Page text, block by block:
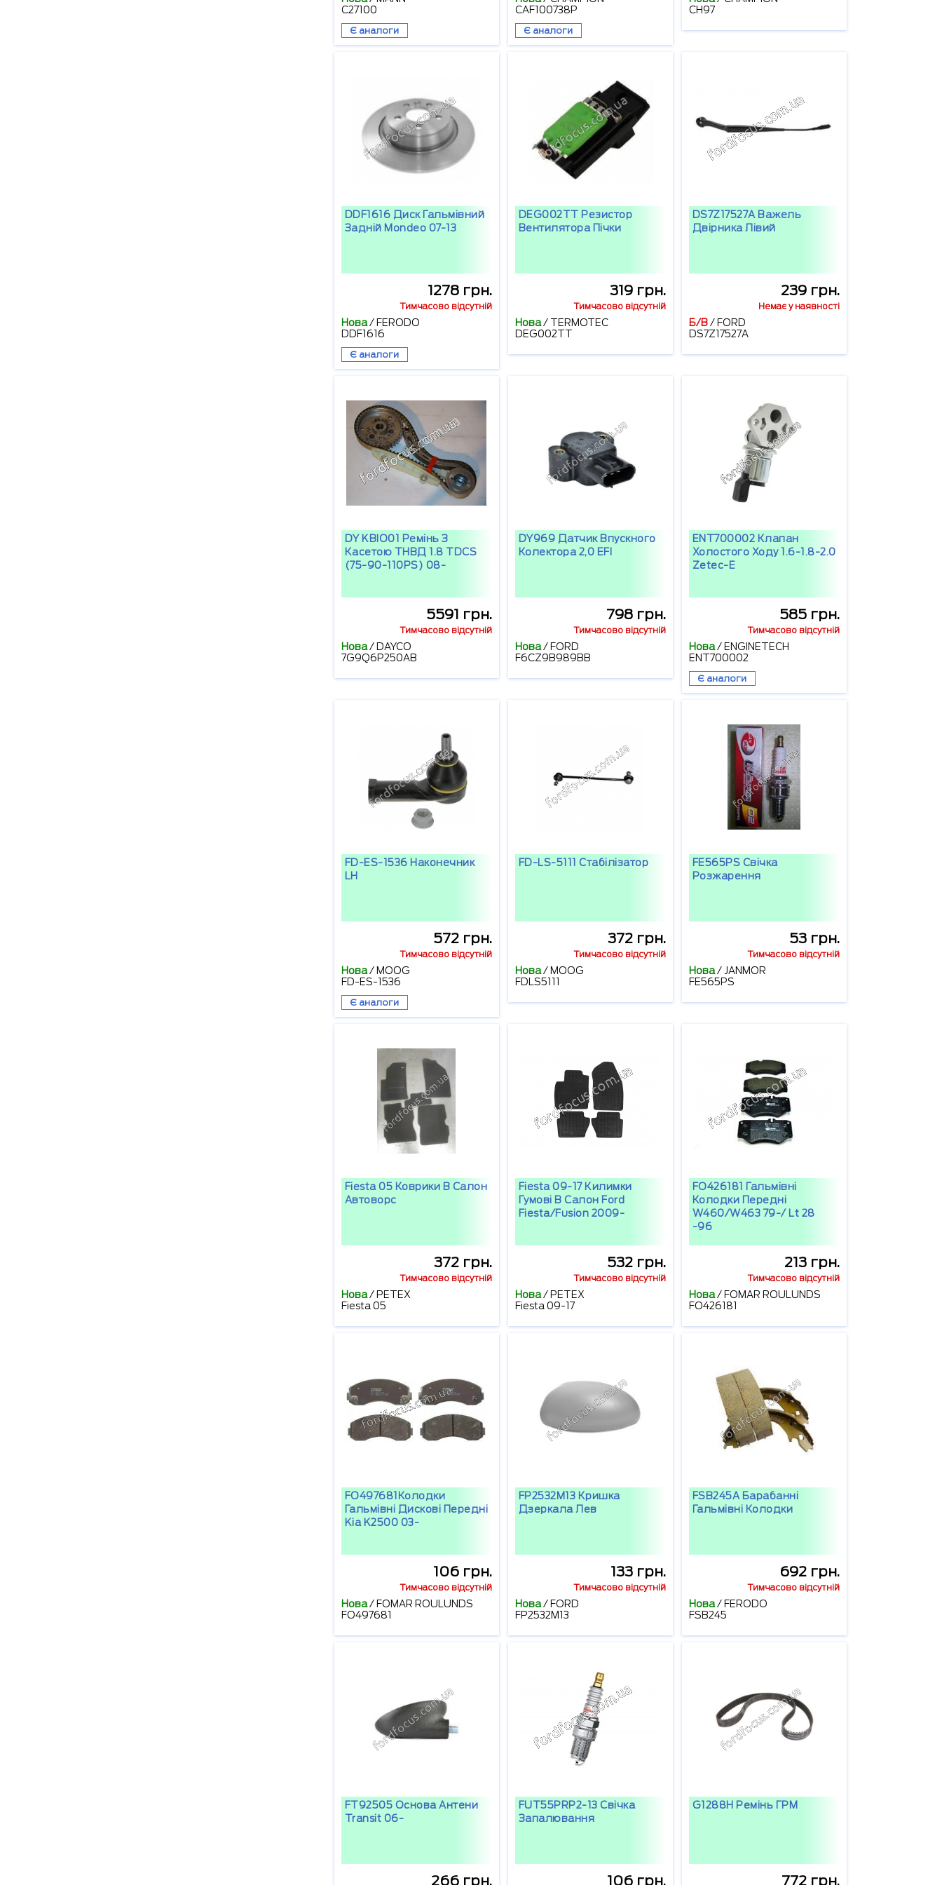
C27100
Є аналоги
CAF100738P
Є аналоги
CH97
DDF1616 Диск Гальмівний
Задній Mondeo 07-13
1278 грн.
Тимчасово відсутній
Нова/ FERODO
DDF1616
Є аналоги
DEG002TT Резистор
Вентилятора Пічки
319 грн.
Тимчасово відсутній
Нова/ TERMOTEC
DEG002TT
DS7Z17527A Важель
Двірника Лівий
239 грн.
Немає у наявності
Б/В/ FORD
DS7Z17527A
DY KBIO01 Ремінь З
Касетою ТНВД 1.8 TDCS
(75-90-110PS) 08-
5591 грн.
Тимчасово відсутній
Нова/ DAYCO
7G9Q6P250AB
DY969 Датчик Впускного
Колектора 2,0 EFI
798 грн.
Тимчасово відсутній
Нова/ FORD
F6CZ9B989BB
ENT700002 Клапан
Холостого Ходу 1.6-1.8-2.0
Zetec-E
585 грн.
Тимчасово відсутній
Нова/ ENGINETECH
ENT700002
Є аналоги
FD-ES-1536 Наконечник
LH
572 грн.
Тимчасово відсутній
Нова/ MOOG
FD-ES-1536
Є аналоги
FD-LS-5111 Стабілізатор
372 грн.
Тимчасово відсутній
Нова/ MOOG
FDLS5111
FE565PS Свічка
Розжарення
53 грн.
Тимчасово відсутній
Нова/ JANMOR
FE565PS
Fiesta 05 Коврики В Салон
Автоворс
372 грн.
Тимчасово відсутній
Нова/ PETEX
Fiesta 05
Fiesta 09-17 Килимки
Гумові В Салон Ford
Fiesta/Fusion 2009-
532 грн.
Тимчасово відсутній
Нова/ PETEX
Fiesta 09-17
FO426181 Гальмівні
Колодки Передні
W460/w463 79-/ Lt 28
-96
213 грн.
Тимчасово відсутній
Нова/ FOMAR ROULUNDS
FO426181
FO497681Колодки
Гальмівні Дискові Передні
Kia K2500 03-
106 грн.
Тимчасово відсутній
Нова/ FOMAR ROULUNDS
FO497681
FP2532M13 Кришка
Дзеркала Лев
133 грн.
Тимчасово відсутній
Нова/ FORD
FP2532M13
FSB245A Барабанні
Гальмівні Колодки
692 грн.
Тимчасово відсутній
Нова/ FERODO
FSB245
FT92505 Основа Антени
Transit 06-
266 грн.
FUT55PRP2-13 Свічка
Запалювання
106 грн.
G1288H Ремінь ГРМ
772 грн.